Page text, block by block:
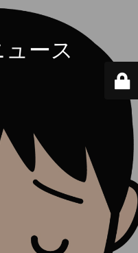
ース